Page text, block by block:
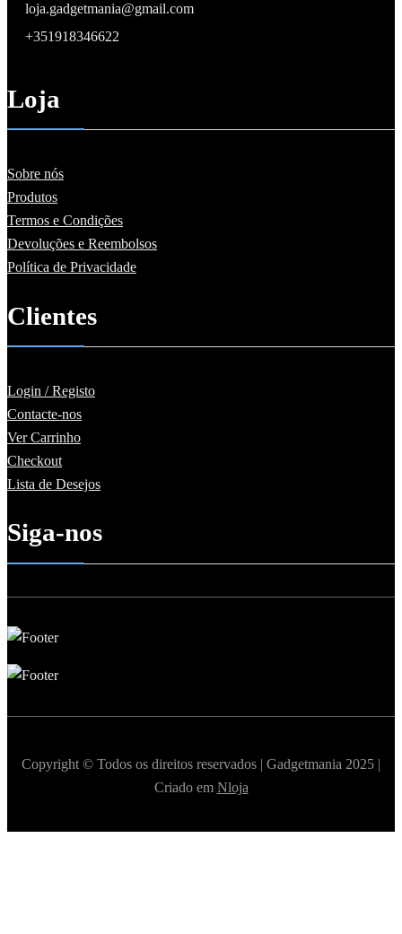
loja.gadgetmania@gmail.com
+351918346622
Loja
Sobre nós
Produtos
Termos e Condições
Devoluções e Reembolsos
Política de Privacidade
Clientes
Login / Registo
Contacte-nos
Ver Carrinho
Checkout
Lista de Desejos
Siga-nos
Copyright © Todos os direitos reservados | Gadgetmania 2025 |
Criado em Nloja